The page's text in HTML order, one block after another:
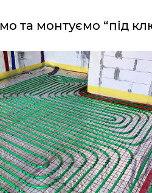
та монтуємо “під